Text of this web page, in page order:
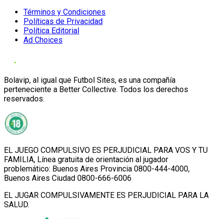
Términos y Condiciones
Políticas de Privacidad
Política Editorial
Ad Choices
Bolavip, al igual que Futbol Sites, es una compañía
perteneciente a Better Collective. Todos los derechos
reservados.
EL JUEGO COMPULSIVO ES PERJUDICIAL PARA VOS Y TU
FAMILIA, Línea gratuita de orientación al jugador
problemático: Buenos Aires Provincia 0800-444-4000,
Buenos Aires Ciudad 0800-666-6006
EL JUGAR COMPULSIVAMENTE ES PERJUDICIAL PARA LA
SALUD.